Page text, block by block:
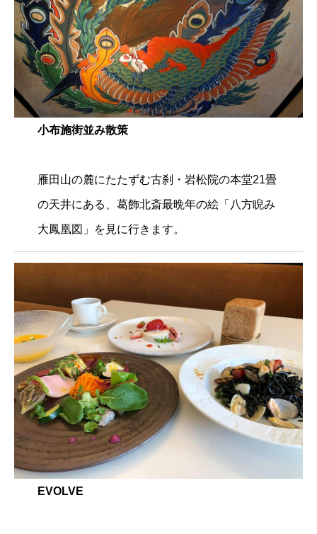
小布施街並み散策
雁田山の麓にたたずむ古刹・岩松院の本堂21畳
の天井にある、葛飾北斎最晩年の絵「八方睨み
大鳳凰図」を見に行きます。
EVOLVE